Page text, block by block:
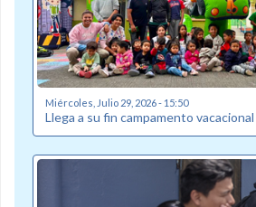
Miércoles, Julio 29, 2026 - 15:50
Llega a su fin campamento